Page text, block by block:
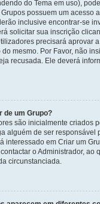
do Tema em uso),
possuem um acesso
inclusive encontrar-se
solicitar sua inscrição
precisará aprovar
mesmo. Por Favor, não
recusada. Ele deverá
de um Grupo?
são inicialmente criados
alguém de ser responsável
interessado em Criar um
o Administrador, ao
circunstanciada.